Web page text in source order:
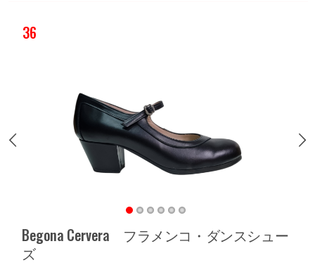
36
Begona Cervera フラメンコ・ダンスシュー
ズ